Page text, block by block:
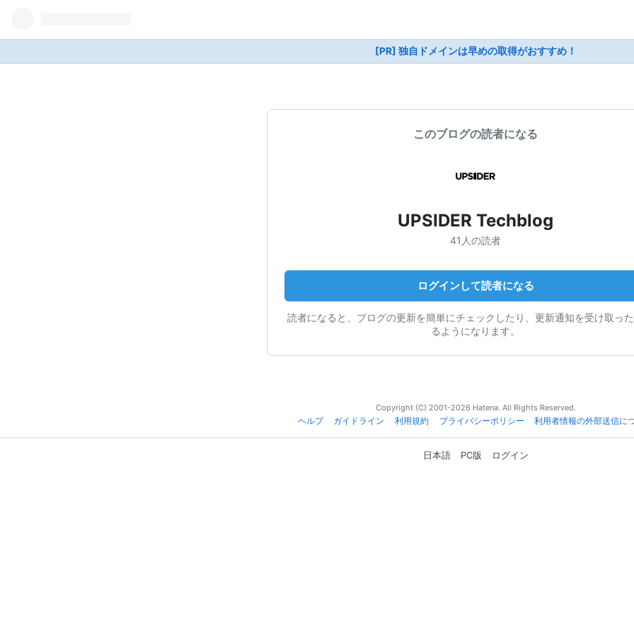
[PR] 独自ドメインは早めの取得がおすすめ！
このブログの読者になる
UPSIDER Techblog
41人の読者
ログインして読者になる
読者になると、ブログの更新を簡単にチェックしたり、更新通知を受け取っ
るようになります。
Copyright (C) 2001-2026 Hatena. All Rights Reserved.
ヘルプ
ガイドライン 利用規約 プライバシーポリシー 利用者情報の外部送信に
日本語 PC版 ログイン